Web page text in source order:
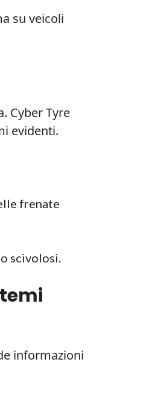
su veicoli
Cyber Tyre
evidenti.
frenate
scivolosi.
informazioni